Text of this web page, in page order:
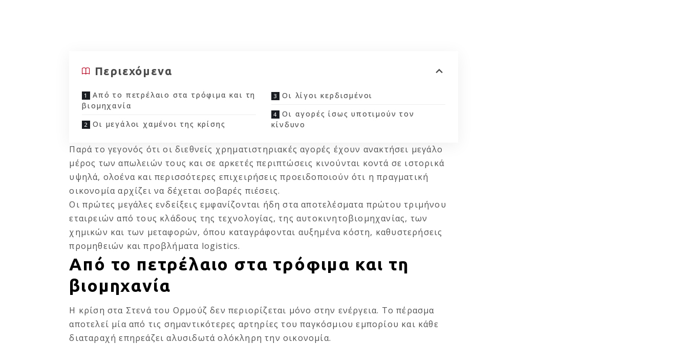
Περιεχόμενα
Από το πετρέλαιο στα τρόφιμα και τη
βιομηχανία
Οι μεγάλοι χαμένοι της κρίσης
Οι λίγοι κερδισμένοι
Οι αγορές ίσως υποτιμούν τον
κίνδυνο
Παρά το γεγονός ότι οι διεθνείς χρηματιστηριακές αγορές έχουν ανακτήσει μεγάλο
μέρος των απωλειών τους και σε αρκετές περιπτώσεις κινούνται κοντά σε ιστορικά
υψηλά, ολοένα και περισσότερες επιχειρήσεις προειδοποιούν ότι η πραγματική
οικονομία αρχίζει να δέχεται σοβαρές πιέσεις.
Οι πρώτες μεγάλες ενδείξεις εμφανίζονται ήδη στα αποτελέσματα πρώτου τριμήνου
εταιρειών από τους κλάδους της τεχνολογίας, της αυτοκινητοβιομηχανίας, των
χημικών και των μεταφορών, όπου καταγράφονται αυξημένα κόστη, καθυστερήσεις
προμηθειών και προβλήματα logistics.
Από το πετρέλαιο στα τρόφιμα και τη
βιομηχανία
Η κρίση στα Στενά του Ορμούζ δεν περιορίζεται μόνο στην ενέργεια. Το πέρασμα
αποτελεί μία από τις σημαντικότερες αρτηρίες του παγκόσμιου εμπορίου και κάθε
διαταραχή επηρεάζει αλυσιδωτά ολόκληρη την οικονομία.